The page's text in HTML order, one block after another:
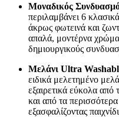
Μοναδικός
περιλαμβάνει 6
άκρως φωτεινά και
απαλά, μοντέρνα
δημιουργικούς
Μελάνι Ultra
ειδικά μελετημένο
εξαιρετικά εύκολα
και από τα
εξασφαλίζοντας